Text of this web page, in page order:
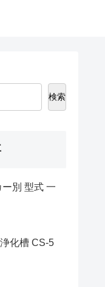
検索
別 型式 一
化槽 CS-5